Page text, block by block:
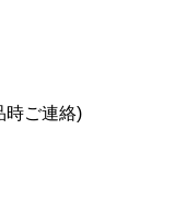
時ご連絡)